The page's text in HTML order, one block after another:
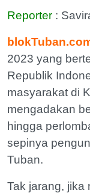
Reporter :
2023 yang
Republik
masyarakat di
mengadakan
hingga
sepinya
Tuban.
Tak jarang, jika